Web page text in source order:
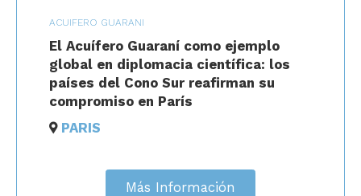
ACUIFERO GUARANI
El Acuífero Guaraní como ejemplo
global en diplomacia científica: los
países del Cono Sur reafirman su
compromiso en París
PARIS
Más Información